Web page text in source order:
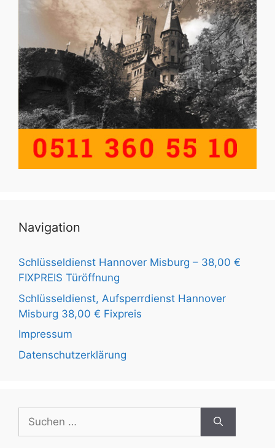
Navigation
Schlüsseldienst Hannover Misburg – 38,00 €
FIXPREIS Türöffnung
Schlüsseldienst, Aufsperrdienst Hannover
Misburg 38,00 € Fixpreis
Impressum
Datenschutzerklärung